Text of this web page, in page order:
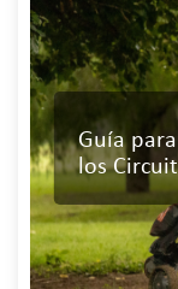
Guía
los